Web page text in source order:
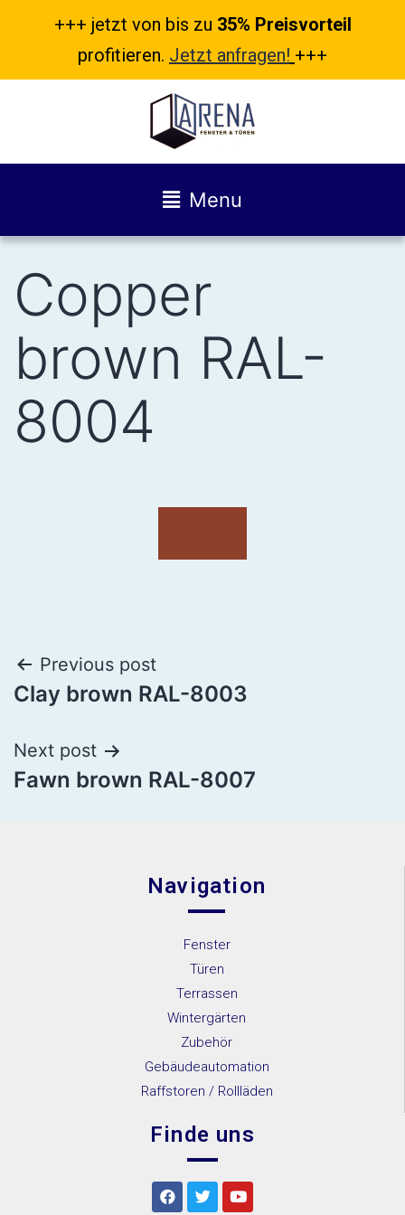
+++ jetzt von bis zu 35% Preisvorteil
profitieren. Jetzt anfragen! +++
Menu
Copper
brown RAL-
8004
Previous post
Clay brown RAL-8003
Next post
Fawn brown RAL-8007
Navigation
Fenster
Türen
Terrassen
Wintergärten
Zubehör
Gebäudeautomation
Raffstoren / Rollläden
Finde uns